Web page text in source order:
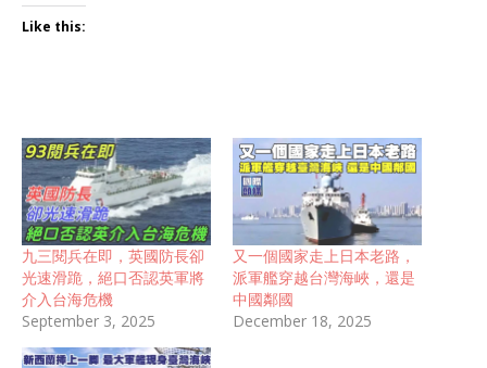
Like this:
九三閱兵在即，英國防長卻
光速滑跪，絕口否認英軍將
介入台海危機
September 3, 2025
又一個國家走上日本老路，
派軍艦穿越台灣海峽，還是
中國鄰國
December 18, 2025